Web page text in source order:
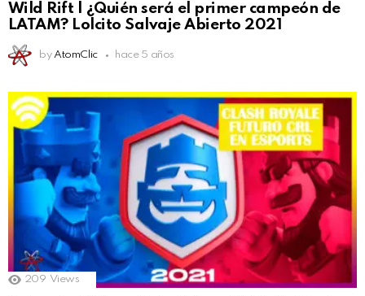
Wild Rift | ¿Quién será el primer campeón de
LATAM? Lolcito Salvaje Abierto 2021
by AtomClic hace 5 años
209 Views